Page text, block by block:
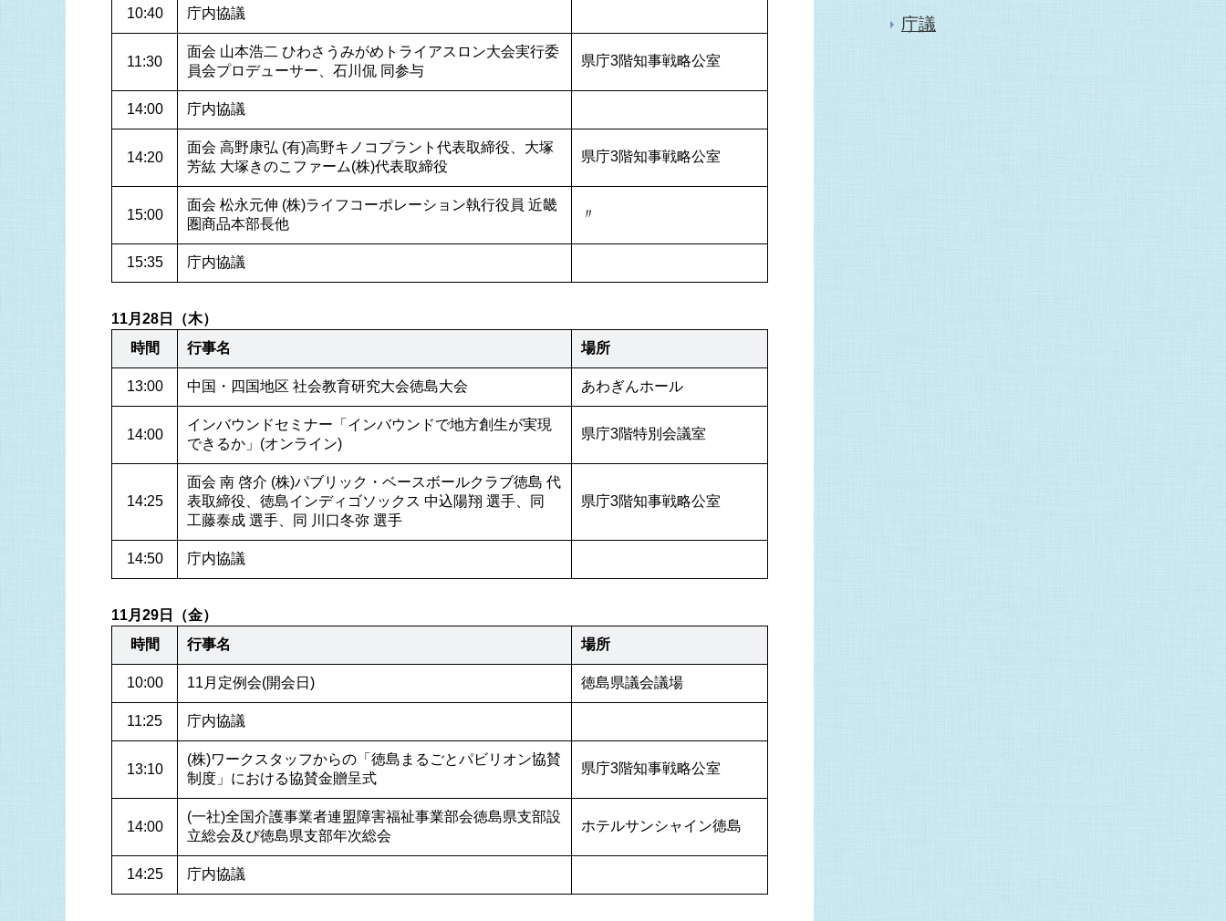
10:40 庁内協議
11:30
面会 山本浩二 ひわさうみがめトライアスロン大会実行委
員会プロデューサー、石川侃 同参与
県庁3階知事戦略公室
14:00 庁内協議
14:20
面会 高野康弘 (有)高野キノコプラント代表取締役、大塚
芳紘 大塚きのこファーム(株)代表取締役
県庁3階知事戦略公室
15:00
面会 松永元伸 (株)ライフコーポレーション執行役員 近畿
圏商品本部長他
〃
15:35 庁内協議
11月28日（木）
時間
行事名 場所
13:00 中国・四国地区 社会教育研究大会徳島大会 あわぎんホール
14:00
インバウンドセミナー「インバウンドで地方創生が実現
できるか」(オンライン)
県庁3階特別会議室
14:25
面会 南 啓介 (株)パブリック・ベースボールクラブ徳島 代
表取締役、徳島インディゴソックス 中込陽翔 選手、同
工藤泰成 選手、同 川口冬弥 選手
県庁3階知事戦略公室
14:50 庁内協議
11月29日（金）
時間
行事名 場所
10:00 11月定例会(開会日) 徳島県議会議場
11:25 庁内協議
13:10
(株)ワークスタッフからの「徳島まるごとパビリオン協賛
制度」における協賛金贈呈式
県庁3階知事戦略公室
14:00
(一社)全国介護事業者連盟障害福祉事業部会徳島県支部設
立総会及び徳島県支部年次総会
ホテルサンシャイン徳島
14:25 庁内協議
庁議